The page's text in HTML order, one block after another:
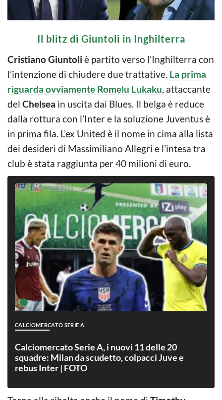
Il blitz di Giuntoli in Inghilterra
Cristiano Giuntoli è partito verso l’Inghilterra con
l’intenzione di chiudere due trattative. La prima
riguarda ovviamente Romelu Lukaku , attaccante
del Chelsea in uscita dai Blues. Il belga è reduce
dalla rottura con l’Inter e la soluzione Juventus è
in prima fila. L’ex United è il nome in cima alla lista
dei desideri di Massimiliano Allegri e l’intesa tra
club è stata raggiunta per 40 milioni di euro.
CALCIOMERCATO SERIE A
Calciomercato Serie A, i nuovi 11 delle 20
squadre: Milan da scudetto, colpacci Juve e
rebus Inter | FOTO